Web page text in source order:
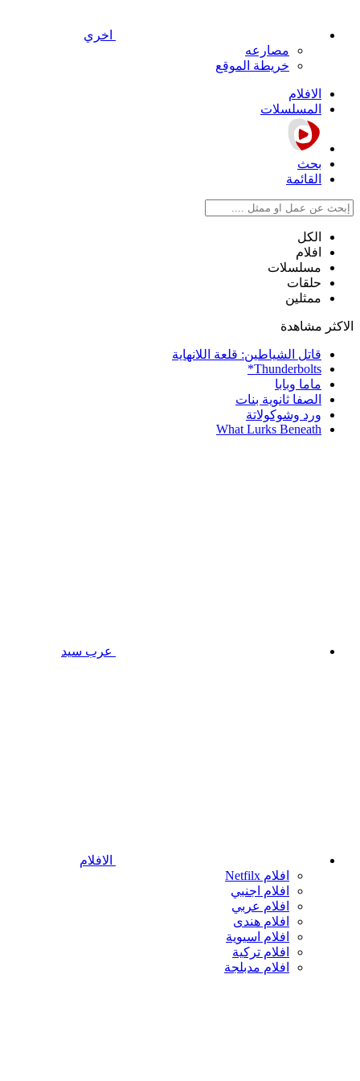
اخري
مصارعه
خريطة الموقع
الافلام
المسلسلات
بحث
القائمة
الكل
افلام
مسلسلات
حلقات
ممثلين
الاكثر مشاهدة
قاتل الشياطين: قلعة اللانهاية
Thunderbolts*
ماما وبابا
الصفا ثانوية بنات
ورد وشوكولاتة
What Lurks Beneath
عرب سيد
الافلام
افلام Netfilx
افلام اجنبي
افلام عربي
افلام هندى
افلام اسيوية
افلام تركية
افلام مدبلجة